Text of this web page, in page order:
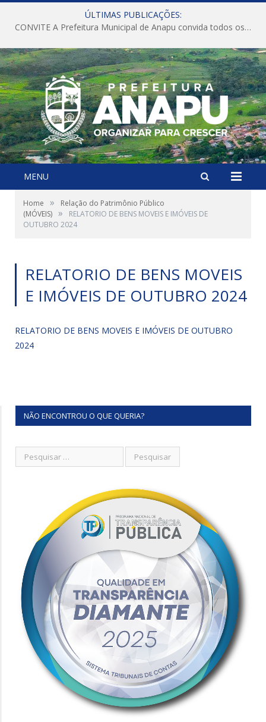
ÚLTIMAS PUBLICAÇÕES:
CONVITE A Prefeitura Municipal de Anapu convida todos os servidores públicos municipais para participarem da Audiência Pública de discussão da Lei de Diretrizes Orçamentárias (LDO), importante instrumento de planejamento das ações e investimentos da Administração Pública para o próximo exercício financeiro.
MENU
Home »
Relação do Patrimônio Público
(MÓVEIS) »
RELATORIO DE BENS MOVEIS E IMÓVEIS DE
OUTUBRO 2024
RELATORIO DE BENS MOVEIS
E IMÓVEIS DE OUTUBRO 2024
RELATORIO DE BENS MOVEIS E IMÓVEIS DE OUTUBRO
2024
NÃO ENCONTROU O QUE QUERIA?